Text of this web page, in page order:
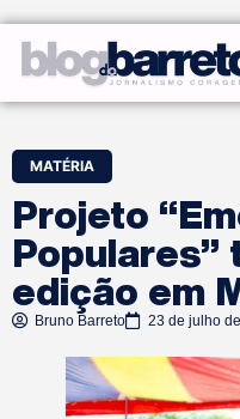
MATÉRIA
Projeto
Populares”
edição em
Bruno Barreto 23 de julho